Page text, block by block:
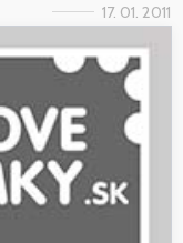
17. 01. 2011